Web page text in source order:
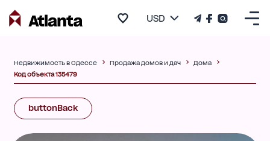
USD
Недвижимость в Одессе Продажа домов и дач
Дома
Код объекта 135479
buttonBack